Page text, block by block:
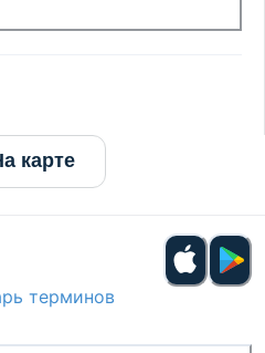
карте
терминов